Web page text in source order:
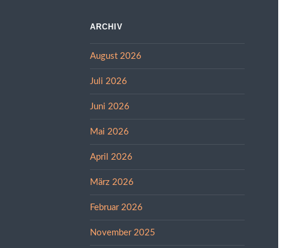
ARCHIV
August 2026
Juli 2026
Juni 2026
Mai 2026
April 2026
März 2026
Februar 2026
November 2025